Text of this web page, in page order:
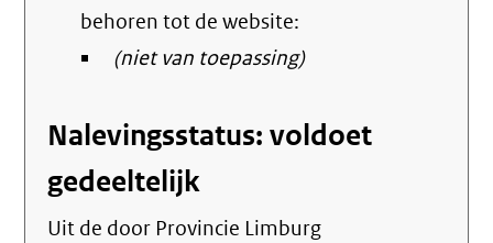
behoren tot de website:
(niet van toepassing)
Nalevingsstatus: voldoet
gedeeltelijk
Uit de door Provincie Limburg